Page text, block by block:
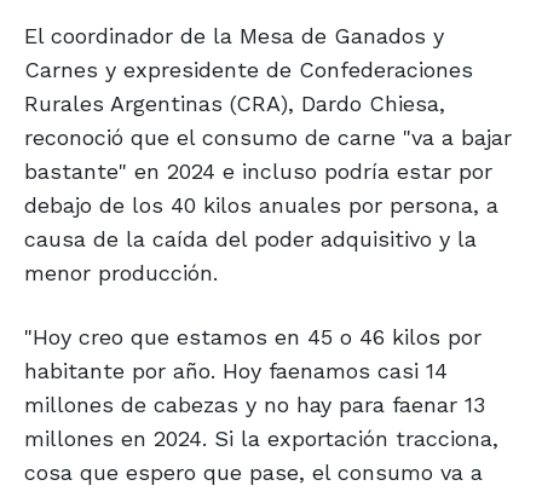
El coordinador de la Mesa de Ganados y
Carnes y expresidente de Confederaciones
Rurales Argentinas (CRA), Dardo Chiesa,
reconoció que el consumo de carne "va a bajar
bastante" en 2024 e incluso podría estar por
debajo de los 40 kilos anuales por persona, a
causa de la caída del poder adquisitivo y la
menor producción.
"Hoy creo que estamos en 45 o 46 kilos por
habitante por año. Hoy faenamos casi 14
millones de cabezas y no hay para faenar 13
millones en 2024. Si la exportación tracciona,
cosa que espero que pase, el consumo va a